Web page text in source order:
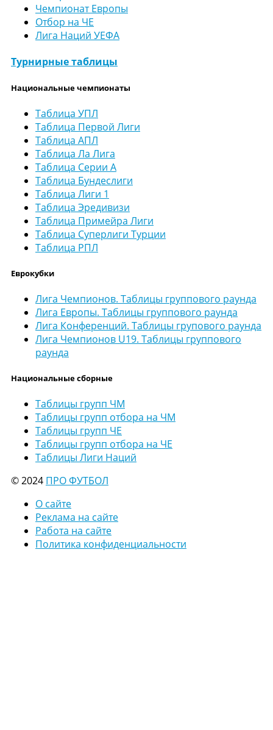
Чемпионат Европы
Отбор на ЧЕ
Лига Наций УЕФА
Турнирные таблицы
Национальные чемпионаты
Таблица УПЛ
Таблица Первой Лиги
Таблица АПЛ
Таблица Ла Лига
Таблица Серии А
Таблица Бундеслиги
Таблица Лиги 1
Таблица Эредивизи
Таблица Примейра Лиги
Таблица Суперлиги Турции
Таблица РПЛ
Еврокубки
Лига Чемпионов. Таблицы группового раунда
Лига Европы. Таблицы группового раунда
Лига Конференций. Таблицы групового раунда
Лига Чемпионов U19. Таблицы группового
раунда
Национальные сборные
Таблицы групп ЧМ
Таблицы групп отбора на ЧМ
Таблицы групп ЧЕ
Таблицы групп отбора на ЧЕ
Таблицы Лиги Наций
© 2024 ПРО ФУТБОЛ
О сайте
Реклама на сайте
Работа на сайте
Политика конфиденциальности